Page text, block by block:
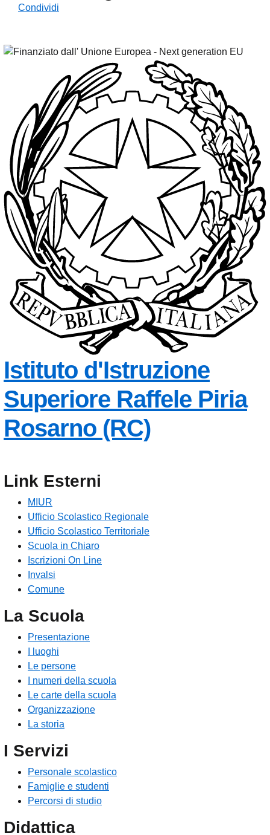
Condividi
Istituto d'Istruzione
Superiore Raffele Piria
Rosarno (RC)— Visita la
Link Esterni
MIUR
Ufficio Scolastico Regionale
Ufficio Scolastico Territoriale
Scuola in Chiaro
Iscrizioni On Line
Invalsi
Comune
La Scuola
Presentazione
I luoghi
Le persone
I numeri della scuola
Le carte della scuola
Organizzazione
La storia
I Servizi
Personale scolastico
Famiglie e studenti
Percorsi di studio
Didattica